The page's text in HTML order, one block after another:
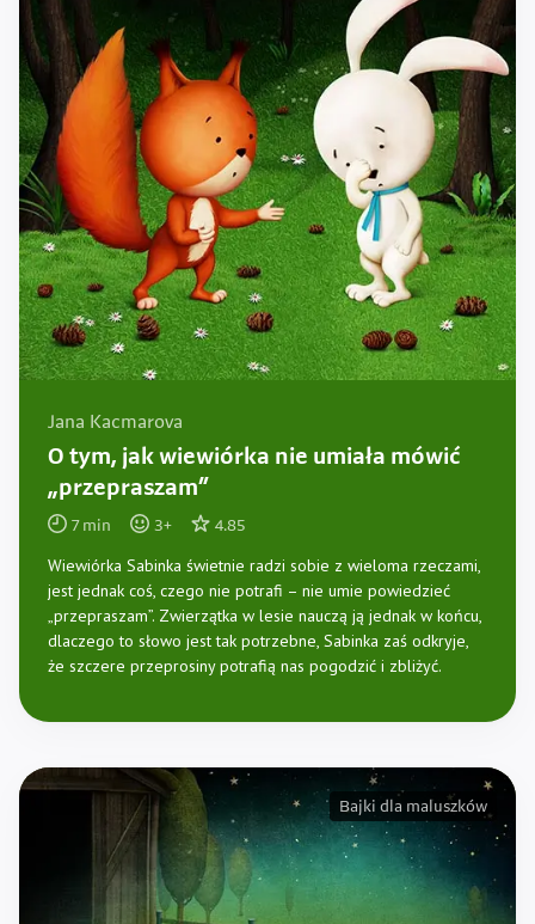
Jana Kacmarova
O tym, jak wiewiórka nie umiała mówić
„przepraszam”
7min 3+ 4.85
Wiewiórka Sabinka świetnie radzi sobie z wieloma rzeczami,
jest jednak coś, czego nie potrafi – nie umie powiedzieć
„przepraszam”. Zwierzątka w lesie nauczą ją jednak w końcu,
dlaczego to słowo jest tak potrzebne, Sabinka zaś odkryje,
że szczere przeprosiny potrafią nas pogodzić i zbliżyć.
Bajki dla maluszków